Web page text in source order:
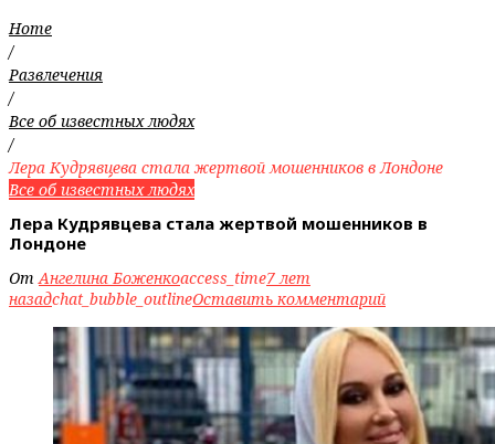
Home
/
Развлечения
/
Все об известных людях
/
Лера Кудрявцева стала жертвой мошенников в Лондоне
Все об известных людях
Лера Кудрявцева стала жертвой мошенников в
Лондоне
ОтАнгелина Боженкоaccess_time7 лет
назадchat_bubble_outlineОставить комментарий